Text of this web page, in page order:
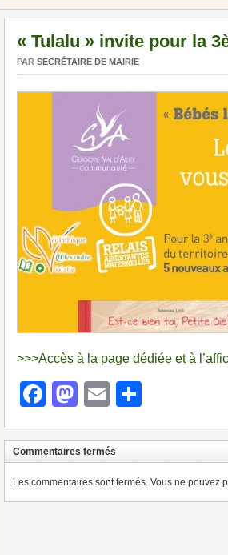
« Tulalu » invite pour la
PAR SECRÉTAIRE DE MAIRIE
>>>Accès à la page dédiée et à
Facebook
Mastodon
Email
Commentaires fermés
Les commentaires sont fermés. Vous ne pouvez